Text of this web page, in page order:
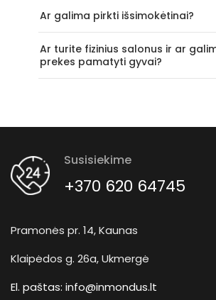
Ar galima pirkti išsimokėtinai?
Ar turite fizinius salonus ir ar
prekes pamatyti gyvai?
Susisiekime
+370 620 64745
Pramonės pr. 14, Kaunas
Klaipėdos g. 26a, Ukmergė
El. paštas: info@inmondus.lt